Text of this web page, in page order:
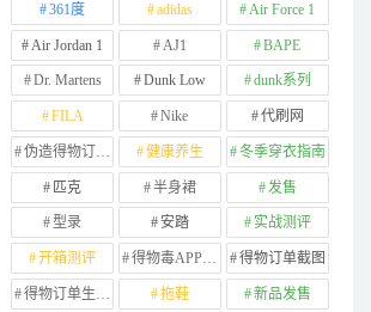
361度 adidas Air Force 1
Air Jordan 1 AJ1 BAPE
Dr. Martens Dunk Low dunk系列
FILA Nike 代刷网
伪造得物订单截图 健康养生 冬季穿衣指南
匹克 半身裙 发售
型录 安踏 实战测评
开箱测评 得物毒APP订单 得物订单截图
得物订单生成器 拖鞋 新品发售